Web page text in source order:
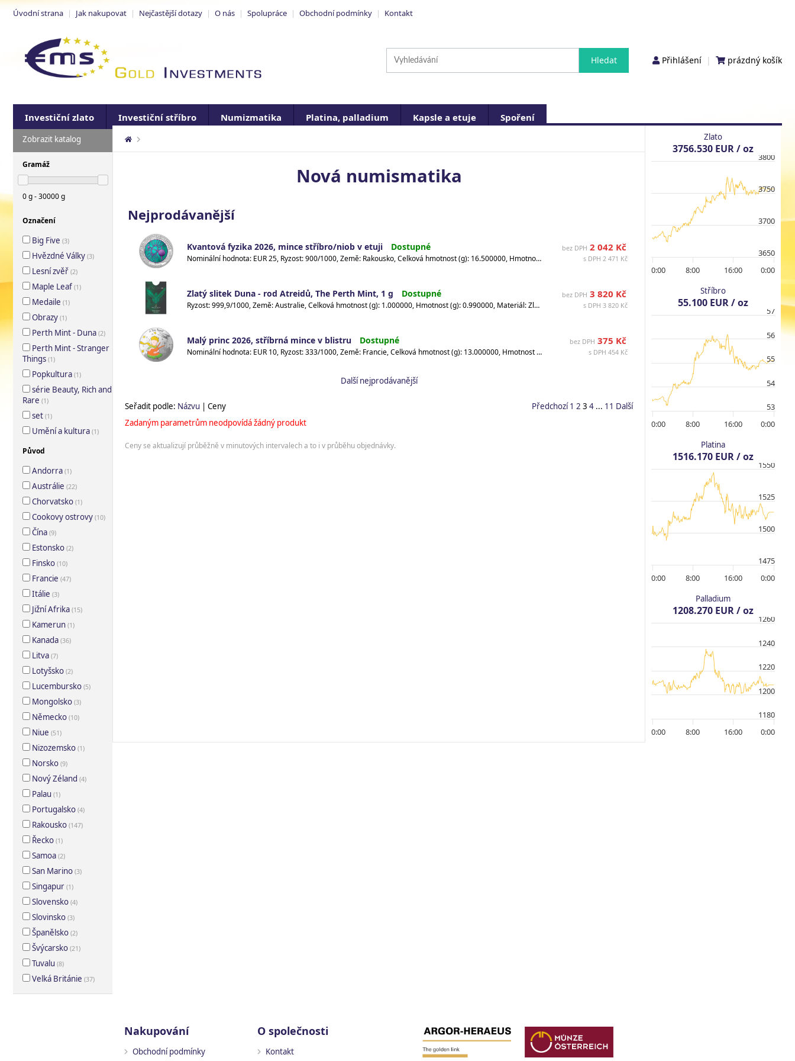
Úvodní strana | Jak nakupovat | Nejčastější dotazy | O nás | Spolupráce | Obchodní podmínky | Kontakt
Přihlášení | prázdný košík
Investiční zlato Investiční stříbro Numizmatika Platina, palladium Kapsle a etuje Spoření
Zobrazit katalog
Gramáž
0 g - 30000 g
Označení
Big Five (3)
Hvězdné Války (3)
Lesní zvěř (2)
Maple Leaf (1)
Medaile (1)
Obrazy (1)
Perth Mint - Duna (2)
Perth Mint - Stranger
Things (1)
Popkultura (1)
série Beauty, Rich and
Rare (1)
set (1)
Umění a kultura (1)
Původ
Andorra (1)
Austrálie (22)
Chorvatsko (1)
Cookovy ostrovy (10)
Čína (9)
Estonsko (2)
Finsko (10)
Francie (47)
Itálie (3)
Jižní Afrika (15)
Kamerun (1)
Kanada (36)
Litva (7)
Lotyšsko (2)
Lucembursko (5)
Mongolsko (3)
Německo (10)
Niue (51)
Nizozemsko (1)
Norsko (9)
Nový Zéland (4)
Palau (1)
Portugalsko (4)
Rakousko (147)
Řecko (1)
Samoa (2)
San Marino (3)
Singapur (1)
Slovensko (4)
Slovinsko (3)
Španělsko (2)
Švýcarsko (21)
Tuvalu (8)
Velká Británie (37)
Nová numismatika
Nejprodávanější
Kvantová fyzika 2026, mince stříbro/niob v etuji Dostupné
Nominální hodnota: EUR 25, Ryzost: 900/1000, Země: Rakousko, Celková hmotnost (g): 16.500000, Hmotnost (g): 9.000000, Materiál: Stříbro / Niob, Průměr (mm) : 34, Stav: PN, Ražba: 65000, Datum vydání: 25.02.2026, Dostupné : Dostupné , Rok: 2026, Popis: v kapsli s certifikátem, etuje
bez DPH 2 042 Kč
s DPH 2 471 Kč
Zlatý slitek Duna - rod Atreidů, The Perth Mint, 1 g Dostupné
Ryzost: 999,9/1000, Země: Australie, Celková hmotnost (g): 1.000000, Hmotnost (g): 0.990000, Materiál: Zlato, Průměr (mm) : 15,60 x 9,10, Stav: UNC (Uncirculated - čes. RL=ražební lesk), Ražba: 5000, Datum vydání: 04.08.2026, Dostupné : 19.08.2026, Rok: 2026, Popis: v blistru
bez DPH 3 820 Kč
s DPH 3 820 Kč
Malý princ 2026, stříbrná mince v blistru Dostupné
Nominální hodnota: EUR 10, Ryzost: 333/1000, Země: Francie, Celková hmotnost (g): 13.000000, Hmotnost (g): 4.330000, Materiál: Stříbro, Průměr (mm) : 31, Stav: UN (Uncirculated = neoběžné), Ražba: 25000, Datum vydání: 14.04.2026, Dostupné : Dostupné , Rok: 2026, Popis: v blistru
bez DPH 375 Kč
s DPH 454 Kč
Další nejprodávanější
Seřadit podle: Názvu | Ceny Předchozí 1 2 3 4 ... 11 Další
Zadaným parametrům neodpovídá žádný produkt
Ceny se aktualizují průběžně v minutových intervalech a to i v průběhu objednávky.
Zlato
3756.530 EUR / oz
0:00 8:00 16:00 0:00
3650
3700
3750
3800
Stříbro
55.100 EUR / oz
0:00 8:00 16:00 0:00
53
54
55
56
57
Platina
1516.170 EUR / oz
0:00 8:00 16:00 0:00
1475
1500
1525
1550
Palladium
1208.270 EUR / oz
0:00 8:00 16:00 0:00
1180
1200
1220
1240
1260
Nakupování
Obchodní podmínky
O společnosti
Kontakt